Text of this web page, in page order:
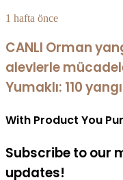
1 hafta önce
CANLI Orman
alevlerle
Yumaklı: 110
With Product You
Subscribe to our
updates!